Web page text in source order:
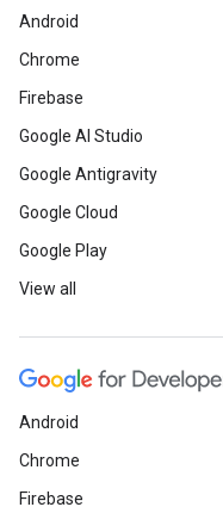
Android
Chrome
Firebase
Google AI Studio
Google Antigravity
Google Cloud
Google Play
View all
Android
Chrome
Firebase